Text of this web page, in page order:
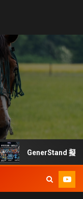
擬推「人力發